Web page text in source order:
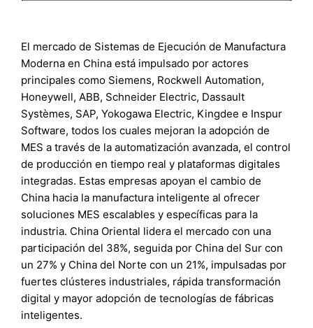
El mercado de Sistemas de Ejecución de Manufactura
Moderna en China está impulsado por actores
principales como Siemens, Rockwell Automation,
Honeywell, ABB, Schneider Electric, Dassault
Systèmes, SAP, Yokogawa Electric, Kingdee e Inspur
Software, todos los cuales mejoran la adopción de
MES a través de la automatización avanzada, el control
de producción en tiempo real y plataformas digitales
integradas. Estas empresas apoyan el cambio de
China hacia la manufactura inteligente al ofrecer
soluciones MES escalables y específicas para la
industria. China Oriental lidera el mercado con una
participación del 38%, seguida por China del Sur con
un 27% y China del Norte con un 21%, impulsadas por
fuertes clústeres industriales, rápida transformación
digital y mayor adopción de tecnologías de fábricas
inteligentes.